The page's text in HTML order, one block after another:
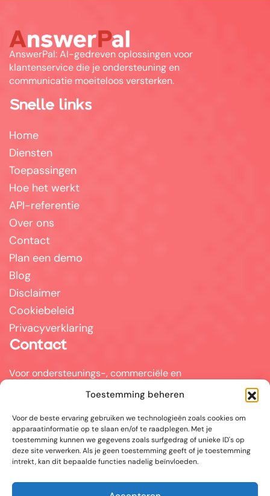
Toestemming beheren
Voor de beste ervaring gebruiken we technologieën zoals cookies om
apparaatinformatie op te slaan en/of te raadplegen. Met je
toestemming kunnen we gegevens zoals surfgedrag of unieke ID's op
deze site verwerken. Als je geen toestemming geeft of je toestemming
intrekt, kan dit bepaalde functies nadelig beïnvloeden.
AnswerPal: AI-gedreven oplossingen voor
klantenservice die je ondersteuning en
communicatie moeiteloos versterken.
Snelle links
Home
Diensten
Toepassingen
Hoe het werkt
API-referentie
Over ons
Contact
Plan een demo
Blog
Disclaimer
Cookiebeleid
Privacyverklaring
Contact
Voor ondersteunings-, commerciële en
info@answerpal.eu
AnswerPal
Bisschoppenhoflaan 380
2100 Antwerpen
België
+32.36416685